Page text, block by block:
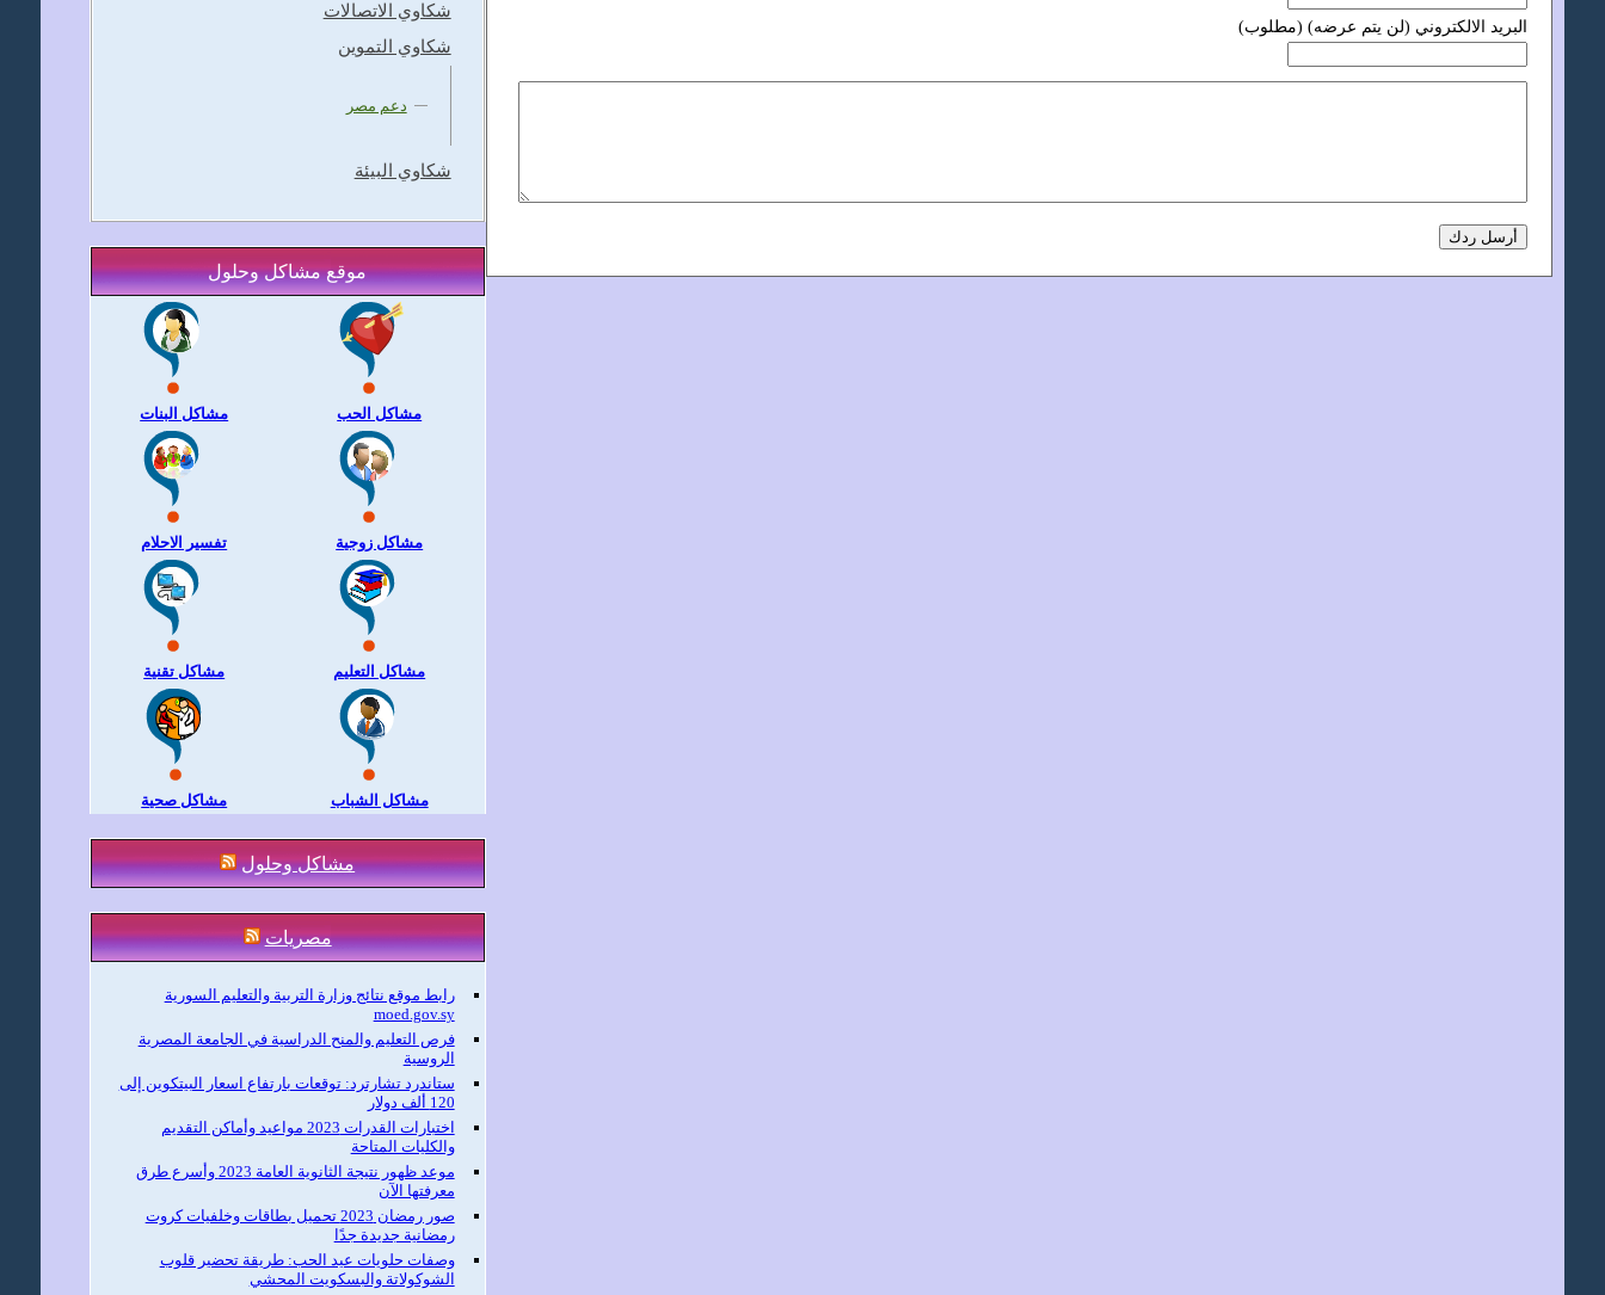
البريد الالكتروني (لن يتم عرضه) (مطلوب)
شكاوي الاتصالات
شكاوي التموين
دعم مصر
شكاوي البيئة
موقع مشاكل وحلول
مشاكل البنات مشاكل الحب
تفسير الاحلام مشاكل زوجية
مشاكل تقنية مشاكل التعليم
مشاكل صحية مشاكل الشباب
مشاكل وحلول
مصريات
رابط موقع نتائج وزارة التربية والتعليم السورية
moed.gov.sy
فرص التعليم والمنح الدراسية في الجامعة المصرية
الروسية
ستاندرد تشارترد: توقعات بارتفاع اسعار البيتكوين إلى
120 ألف دولار
اختبارات القدرات 2023 مواعيد وأماكن التقديم
والكليات المتاحة
موعد ظهور نتيجة الثانوية العامة 2023 وأسرع طرق
معرفتها الآن
صور رمضان 2023 تحميل بطاقات وخلفيات كروت
رمضانية جديدة جدًا
وصفات حلويات عيد الحب: طريقة تحضير قلوب
الشوكولاتة والبسكويت المحشي